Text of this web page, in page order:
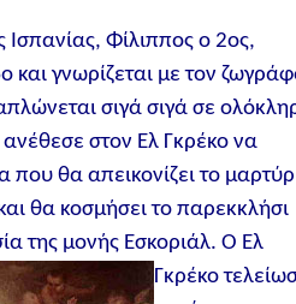
Ισπανίας, Φίλιππος ο 2ος,
και γνωρίζεται με τον
σιγά σιγά σε
στον Ελ Γκρέκο να
που θα απεικονίζει το
θα κοσμήσει το παρεκκλήσι
της μονής Εσκοριάλ.Ο Ελ
Γκρέκο